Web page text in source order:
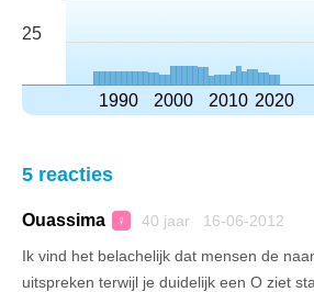
25
1990 2000 2010 2020
5 reacties
Ouassima ♀ 40 jaar 16-06-2012
Ik vind het belachelijk dat mensen de
uitspreken terwijl je duidelijk een O ziet